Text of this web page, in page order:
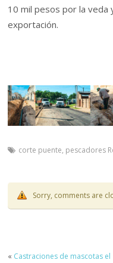
10 mil pesos por la veda
exportación.
corte puente, pescadores
Sorry, comments are
« Castraciones de mascotas el